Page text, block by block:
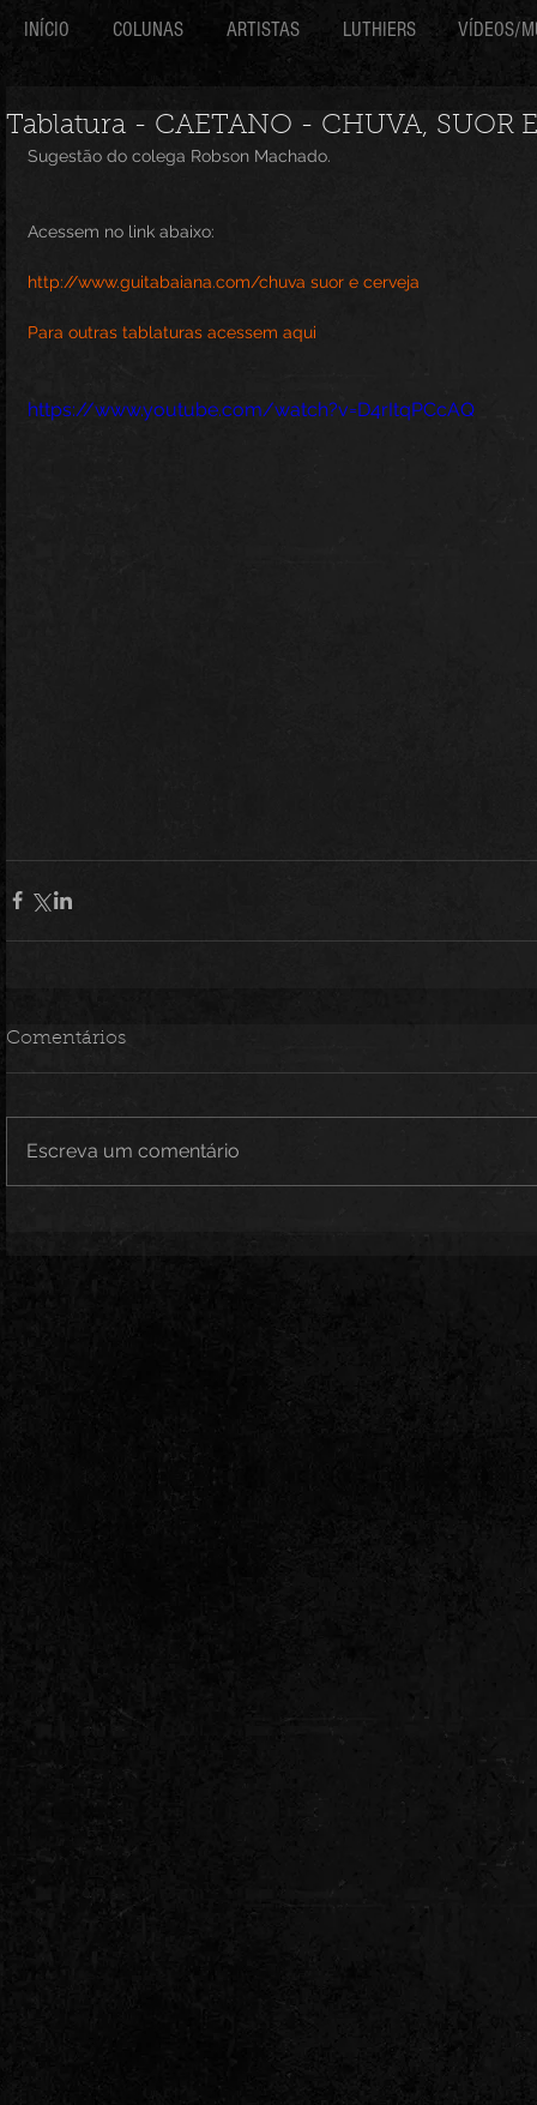
INÍCIO COLUNAS ARTISTAS LUTHIERS VÍDEOS/
Tablatura - CAETANO - CHUVA, SUOR
Sugestão do colega Robson Machado.
Acessem no link abaixo:
http://www.guitabaiana.com/chuva suor e cerveja
Para outras tablaturas acessem aqui
https://www.youtube.com/watch?v=D4rItqPCcAQ
Comentários
Escreva um comentário